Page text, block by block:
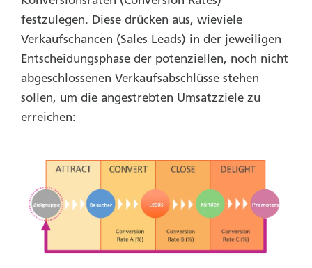
festzulegen. Diese drücken aus, wieviele
Verkaufschancen (Sales Leads) in der jeweiligen
Entscheidungsphase der potenziellen, noch nicht
abgeschlossenen Verkaufsabschlüsse stehen
sollen, um die angestrebten Umsatzziele zu
erreichen: